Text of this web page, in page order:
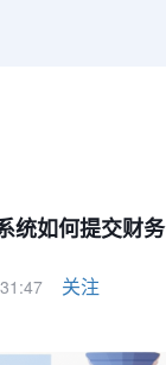
统如何提交财务
关注